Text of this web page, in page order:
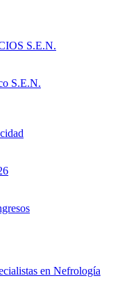
S.E.N.
S.E.N.
en Nefrología